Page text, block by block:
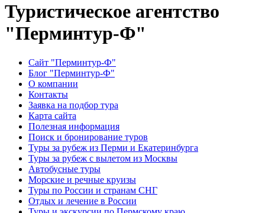
Туристическое агентство
"Перминтур-Ф"
Сайт "Перминтур-Ф"
Блог "Перминтур-Ф"
О компании
Контакты
Заявка на подбор тура
Карта сайта
Полезная информация
Поиск и бронирование туров
Туры за рубеж из Перми и Екатеринбурга
Туры за рубеж с вылетом из Москвы
Автобусные туры
Морские и речные круизы
Туры по России и странам СНГ
Отдых и лечение в России